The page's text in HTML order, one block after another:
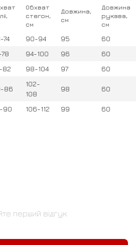
Обхват
стегон,
см
Довжина,
см
Довжина
рукава,
см
74 90-94 95
60
94-100 96
60
82 98-104 97 60
86
102-
108
98 60
90 106-112 99 60
перший відгук